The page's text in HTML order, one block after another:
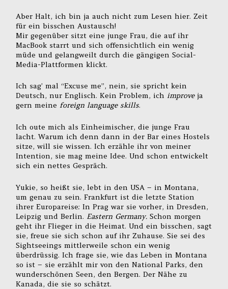
Aber Halt, ich bin ja auch nicht zum Lesen hier. Zeit
für ein bisschen Austausch!
Mir gegenüber sitzt eine junge Frau, die auf ihr
MacBook starrt und sich offensichtlich ein wenig
müde und gelangweilt durch die gängigen Social-
Media-Plattformen klickt.
Ich sag’ mal “Excuse me”, nein, sie spricht kein
Deutsch, nur Englisch. Kein Problem, ichimproveja
gern meineforeign language skills.
Ich oute mich als Einheimischer, die junge Frau
lacht. Warum ich denn dann in der Bar eines Hostels
sitze, will sie wissen. Ich erzähle ihr von meiner
Intention, sie mag meine Idee. Und schon entwickelt
sich ein nettes Gespräch.
Yukie, so heißt sie, lebt in den USA – in Montana,
um genau zu sein. Frankfurt ist die letzte Station
ihrer Europareise: In Prag war sie vorher, in Dresden,
Leipzig und Berlin. Eastern Germany.Schon morgen
geht ihr Flieger in die Heimat. Und ein bisschen, sagt
sie, freue sie sich schon auf ihr Zuhause. Sie sei des
Sightseeings mittlerweile schon ein wenig
überdrüssig. Ich frage sie, wie das Leben in Montana
so ist – sie erzählt mir von den National Parks, den
wunderschönen Seen, den Bergen. Der Nähe zu
Kanada, die sie so schätzt.